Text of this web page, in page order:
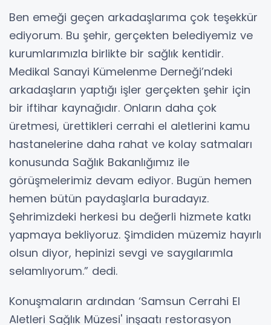
Ben emeği geçen arkadaşlarıma çok teşekkür
ediyorum. Bu şehir, gerçekten belediyemiz ve
kurumlarımızla birlikte bir sağlık kentidir.
Medikal Sanayi Kümelenme Derneği’ndeki
arkadaşların yaptığı işler gerçekten şehir için
bir iftihar kaynağıdır. Onların daha çok
üretmesi, ürettikleri cerrahi el aletlerini kamu
hastanelerine daha rahat ve kolay satmaları
konusunda Sağlık Bakanlığımız ile
görüşmelerimiz devam ediyor. Bugün hemen
hemen bütün paydaşlarla buradayız.
Şehrimizdeki herkesi bu değerli hizmete katkı
yapmaya bekliyoruz. Şimdiden müzemiz hayırlı
olsun diyor, hepinizi sevgi ve saygılarımla
selamlıyorum.” dedi.
Konuşmaların ardından ‘Samsun Cerrahi El
Aletleri Sağlık Müzesi' inşaatı restorasyon